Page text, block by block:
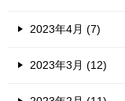
2023年4月 (7)
2023年3月 (12)